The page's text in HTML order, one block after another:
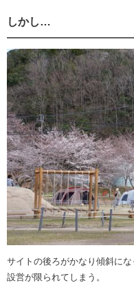
しかし…
サイトの後ろがかなり傾斜にな
設営が限られてしまう。